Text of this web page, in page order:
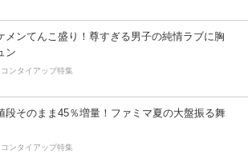
メンてんこ盛り！尊すぎる男子の純情ラブに胸
ン
コンタイアップ特集
段そのまま45％増量！ファミマ夏の大盤振る舞
コンタイアップ特集